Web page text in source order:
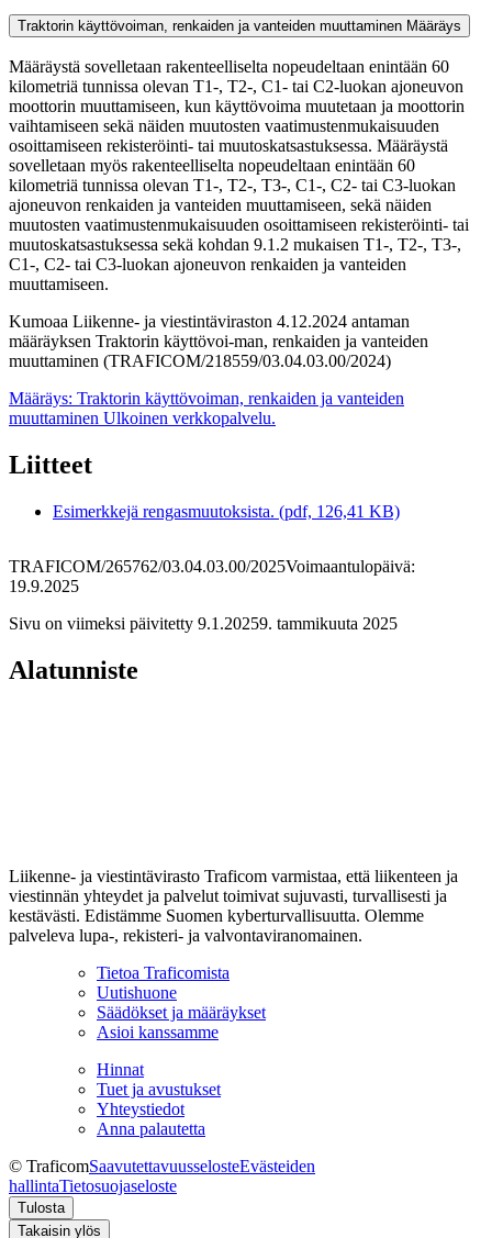
Traktorin käyttövoiman, renkaiden ja vanteiden muuttaminen Määräys
Määräystä sovelletaan rakenteelliselta nopeudeltaan enintään 60
kilometriä tunnissa olevan T1-, T2-, C1- tai C2-luokan ajoneuvon
moottorin muuttamiseen, kun käyttövoima muutetaan ja moottorin
vaihtamiseen sekä näiden muutosten vaatimustenmukaisuuden
osoittamiseen rekisteröinti- tai muutoskatsastuksessa. Määräystä
sovelletaan myös rakenteelliselta nopeudeltaan enintään 60
kilometriä tunnissa olevan T1-, T2-, T3-, C1-, C2- tai C3-luokan
ajoneuvon renkaiden ja vanteiden muuttamiseen, sekä näiden
muutosten vaatimustenmukaisuuden osoittamiseen rekisteröinti- tai
muutoskatsastuksessa sekä kohdan 9.1.2 mukaisen T1-, T2-, T3-,
C1-, C2- tai C3-luokan ajoneuvon renkaiden ja vanteiden
muuttamiseen.
Kumoaa Liikenne- ja viestintäviraston 4.12.2024 antaman
määräyksen Traktorin käyttövoi-man, renkaiden ja vanteiden
muuttaminen (TRAFICOM/218559/03.04.03.00/2024)
Määräys: Traktorin käyttövoiman, renkaiden ja vanteiden
muuttaminen Ulkoinen verkkopalvelu.
Liitteet
Esimerkkejä rengasmuutoksista. (pdf, 126,41 KB)
TRAFICOM/265762/03.04.03.00/2025Voimaantulopäivä:
19.9.2025
Sivu on viimeksi päivitetty 9.1.20259. tammikuuta 2025
Alatunniste
Liikenne- ja viestintävirasto Traficom varmistaa, että liikenteen ja
viestinnän yhteydet ja palvelut toimivat sujuvasti, turvallisesti ja
kestävästi. Edistämme Suomen kyberturvallisuutta. Olemme
palveleva lupa-, rekisteri- ja valvontaviranomainen.
Tietoa Traficomista
Uutishuone
Säädökset ja määräykset
Asioi kanssamme
Hinnat
Tuet ja avustukset
Yhteystiedot
Anna palautetta
© TraficomSaavutettavuusselosteEvästeiden
hallintaTietosuojaseloste
Tulosta
Takaisin ylös